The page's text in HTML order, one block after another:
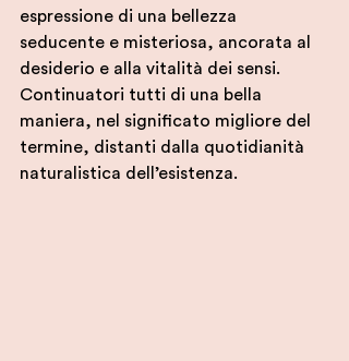
espressione di una bellezza
seducente e misteriosa, ancorata al
desiderio e alla vitalità dei sensi.
Continuatori tutti di una bella
maniera, nel significato migliore del
termine, distanti dalla quotidianità
naturalistica dell’esistenza.